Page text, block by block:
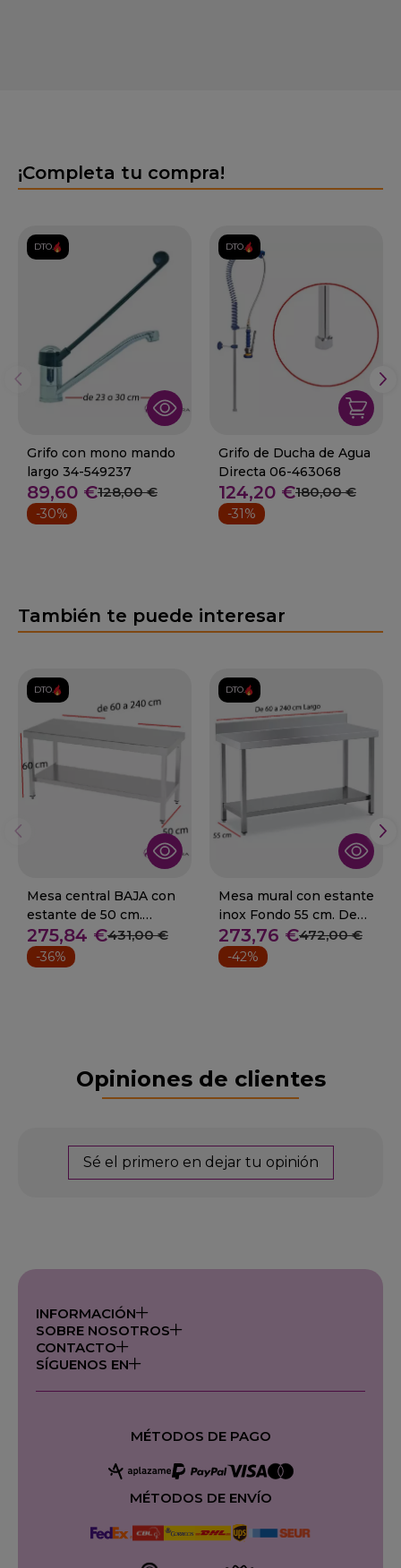
¡Completa tu compra!
DTO.
Grifo con mono mando
largo 34-549237
89,60 €128,00 €
-30%
DTO.
Grifo de Ducha de Agua
Directa 06-463068
124,20 €180,00 €
-31%
También te puede interesar
DTO.
Mesa central BAJA con
estante de 50 cm.
Desde 60 cm
275,84 €431,00 €
-36%
DTO.
Mesa mural con estante
inox Fondo 55 cm. De
60 a 240 cm
273,76 €472,00 €
-42%
Opiniones de clientes
Sé el primero en dejar tu opinión
INFORMACIÓN
SOBRE NOSOTROS
CONTACTO
SÍGUENOS EN
MÉTODOS DE PAGO
MÉTODOS DE ENVÍO